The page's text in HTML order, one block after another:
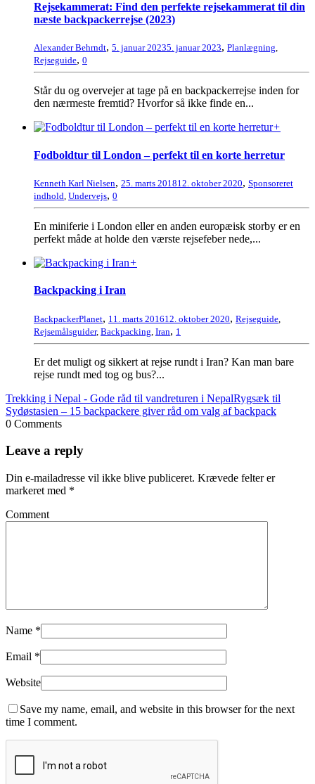
Rejsekammerat: Find den perfekte rejsekammerat til din
næste backpackerrejse (2023)
Alexander Behrndt, 5. januar 20235. januar 2023, Planlægning,
Rejseguide, 0
Står du og overvejer at tage på en backpackerrejse inden for
den nærmeste fremtid? Hvorfor så ikke finde en...
+
Fodboldtur til London – perfekt til en korte herretur
Kenneth Karl Nielsen, 25. marts 201812. oktober 2020, Sponsoreret
indhold Undervejs, 0
En miniferie i London eller en anden europæisk storby er en
perfekt måde at holde den værste rejsefeber nede,...
+
Backpacking i Iran
BackpackerPlanet, 11. marts 201612. oktober 2020, Rejseguide
Rejsemålsguider, Backpacking Iran, 1
Er det muligt og sikkert at rejse rundt i Iran? Kan man bare
rejse rundt med tog og bus?...
Trekking i Nepal - Gode råd til vandreturen i NepalRygsæk til
Sydøstasien – 15 backpackere giver råd om valg af backpack
0 Comments
Leave a reply
Din e-mailadresse vil ikke blive publiceret. Krævede felter er
markeret med *
Comment
Name *
Email *
Website
Save my name, email, and website in this browser for the next
time I comment.